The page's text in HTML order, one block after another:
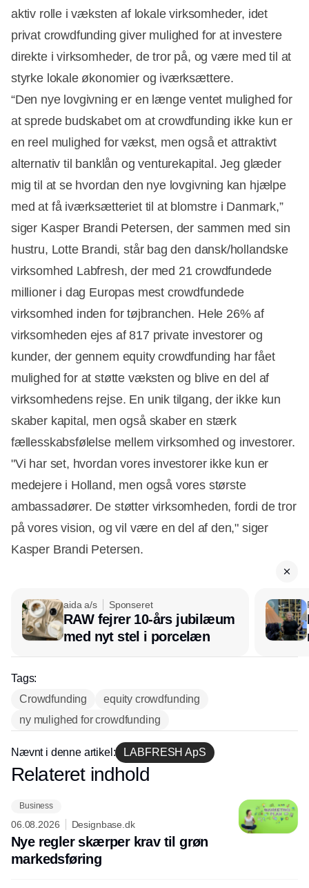
aktiv rolle i væksten af lokale virksomheder, idet
privat crowdfunding giver mulighed for at investere
direkte i virksomheder, de tror på, og være med til at
styrke lokale økonomier og iværksættere.
“Den nye lovgivning er en længe ventet mulighed for
at sprede budskabet om at crowdfunding ikke kun er
en reel mulighed for vækst, men også et attraktivt
alternativ til banklån og venturekapital. Jeg glæder
mig til at se hvordan den nye lovgivning kan hjælpe
med at få iværksætteriet til at blomstre i Danmark,”
siger Kasper Brandi Petersen, der sammen med sin
hustru, Lotte Brandi, står bag den dansk/hollandske
virksomhed Labfresh, der med 21 crowdfundede
millioner i dag Europas mest crowdfundede
virksomhed inden for tøjbranchen. Hele 26% af
virksomheden ejes af 817 private investorer og
kunder, der gennem equity crowdfunding har fået
mulighed for at støtte væksten og blive en del af
virksomhedens rejse. En unik tilgang, der ikke kun
skaber kapital, men også skaber en stærk
fællesskabsfølelse mellem virksomhed og investorer.
"Vi har set, hvordan vores investorer ikke kun er
medejere i Holland, men også vores største
ambassadører. De støtter virksomheden, fordi de tror
på vores vision, og vil være en del af den," siger
Kasper Brandi Petersen.
aida a/s Sponseret
RAW fejrer 10-års jubilæum
med nyt stel i porcelæn
Tags:
Crowdfunding
equity crowdfunding
ny mulighed for crowdfunding
Nævnt i denne artikel: LABFRESH ApS
Annonce
Relateret indhold
Business
06.08.2026 Designbase.dk
Nye regler skærper krav til grøn
markedsføring